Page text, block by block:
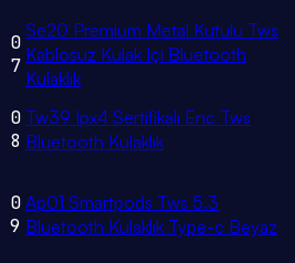
0
7
Se20 Premium Metal Kutulu Tws
Kablosuz Kulak Içi Bluetooth
Kulaklık
0
8
Tw39 Ipx4 Sertifikalı Enc Tws
Bluetooth Kulaklık
0
9
Ap01 Smartpods Tws 5.3
Bluetooth Kulaklık Type-c Beyaz